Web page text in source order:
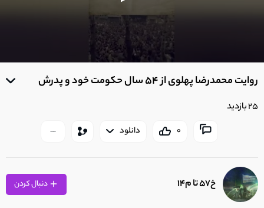
0
of روایت محمدرضا پهلوی از 54 سال حکومت خود و پدرش
25 بازدید
0 دانلود
خ57 تا م14